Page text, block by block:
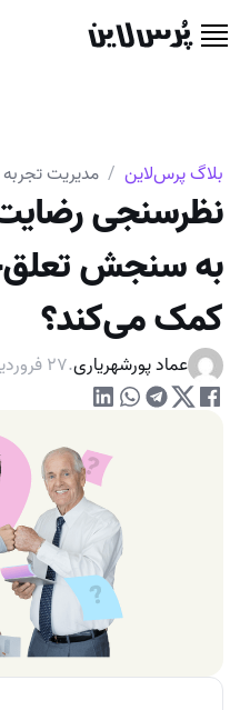
بلاگ پرس‌لاین / مدیریت تجربه
نظرسنجی
به سنجش
کمک می‌کند؟
عماد پورشهریاری.۲۷ فروردین ۱۴۰